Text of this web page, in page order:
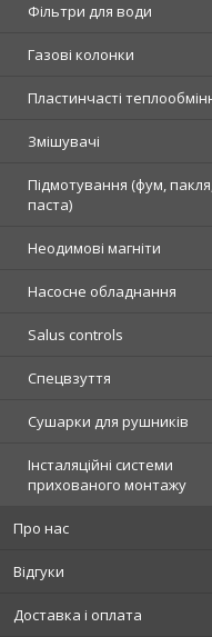
Фільтри для води
Газові колонки
Пластинчасті
Змішувачі
Підмотування (фум,
паста)
Неодимові магніти
Насосне обладнання
Salus controls
Спецвзуття
Сушарки для рушників
Інсталяційні системи
прихованого монтажу
Про нас
Відгуки
Доставка і оплата